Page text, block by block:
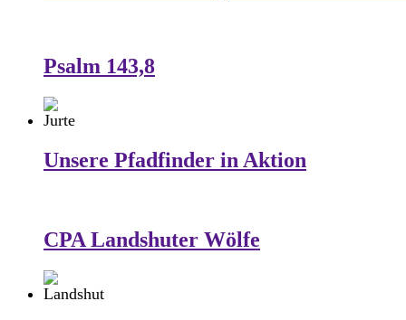
Psalm 143,8
Unsere Pfadfinder in Aktion
CPA Landshuter Wölfe